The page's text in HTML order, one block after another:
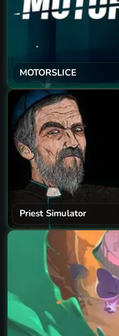
MOTORSLICE
Priest Simulator